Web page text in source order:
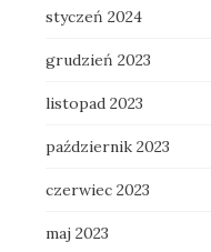
styczeń 2024
grudzień 2023
listopad 2023
październik 2023
czerwiec 2023
maj 2023